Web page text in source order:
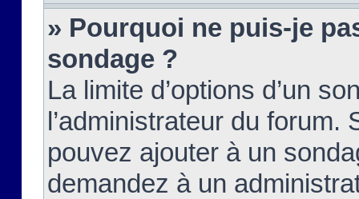
» Pourquoi ne puis-je
sondage ?
La limite d’options d’un
l’administrateur du forum.
pouvez ajouter à un
demandez à un